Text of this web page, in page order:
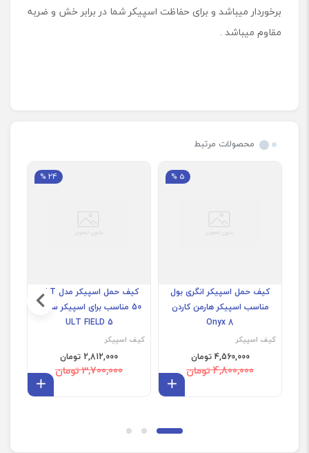
برخوردار میباشد و برای حفاظت اسپیکر شما در برابر خش و ضربه
مقاوم میباشد .
محصولات مرتبط
5 %
کیف حمل اسپیکر انگری بول
مناسب اسپیکر هارمن کاردن
Onyx 8
کیف اسپیکر
4,560,000 تومان
4,800,000 تومان
24 %
کیف حمل اسپیکر مدل ULT
50 مناسب برای اسپیکر سونی
ULT FIELD 5
کیف اسپیکر
2,812,000 تومان
3,700,000 تومان